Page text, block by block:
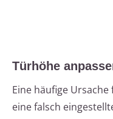
Türhöhe
Eine häufige
eine falsch